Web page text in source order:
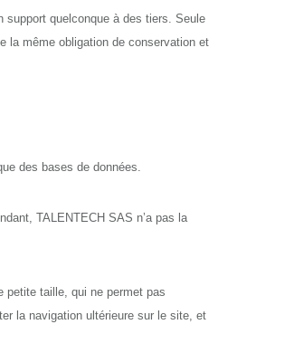
support quelconque à des tiers. Seule
la même obligation de conservation et
des bases de données.
TALENTECH SAS n’a pas la
petite taille, qui ne permet pas
la navigation ultérieure sur le site, et